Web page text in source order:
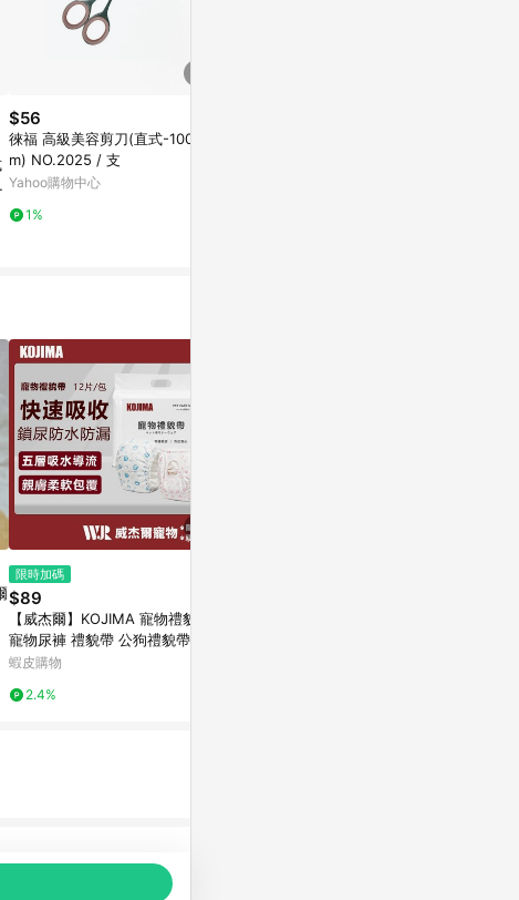
$56
徠福 高級美容剪刀(直式-100m
m) NO.2025 / 支
Yahoo購物中心
1%
限時加碼
$89
【威杰爾】KOJIMA 寵物禮貌帶
寵物尿褲 禮貌帶 公狗禮貌帶 母
狗生理褲 寵物尿布 狗尿布 狗尿
蝦皮購物
2.4%
品推薦，商品資料更新會有